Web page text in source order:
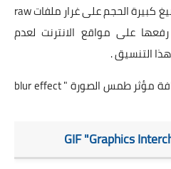
تعتبر الصور التي تأتي بهذه الصيغ كبيرة الحجم على غرار ملفات raw
على مواقع الانترنت لعدم
التنسيق .
افضل تطبيقات اضافة مؤثر طمس الصورة " blur effect